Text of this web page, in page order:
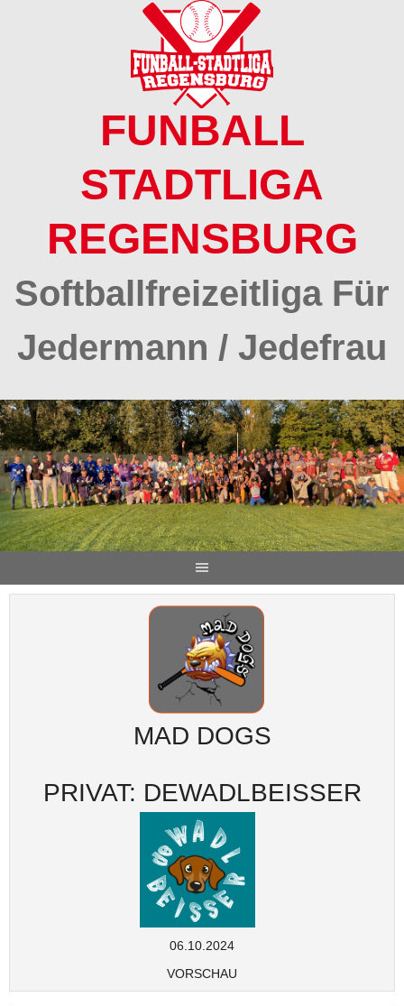
FUNBALL
STADTLIGA
REGENSBURG
Softballfreizeitliga Für
Jedermann / Jedefrau
MAD DOGS
PRIVAT: DEWADLBEISSER
06.10.2024
VORSCHAU